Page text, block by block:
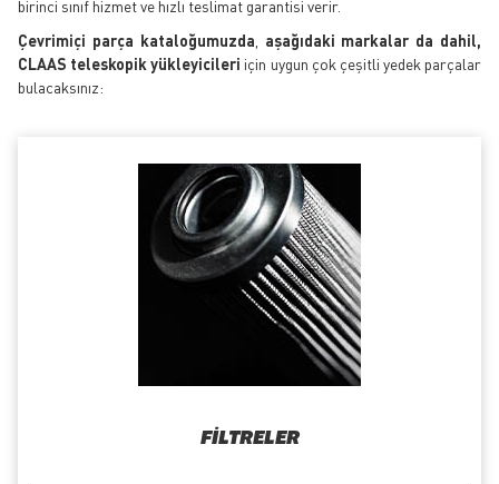
birinci sınıf hizmet ve hızlı teslimat garantisi verir.
Çevrimiçi parça kataloğumuzda
aşağıdaki markalar da dahil,
CLAAS teleskopik yükleyicileri için uygun çok çeşitli yedek parçalar
bulacaksınız:
FILTRELER